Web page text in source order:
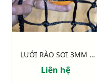
LƯỚI RÀO SỢI 3MM MÀU ĐEN
Liên hệ